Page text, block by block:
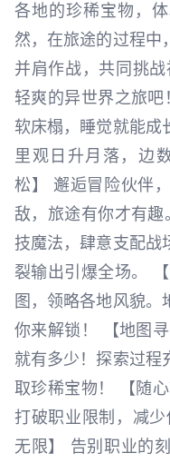
各地的珍稀宝物，
然，在旅途的过程中
并肩作战，共同挑
轻爽的异世界之旅
软床榻，睡觉就能成
里观日升月落，边
松】 邂逅冒险伙伴
敌，旅途有你才有趣
技魔法，肆意支配战
裂输出引爆全场。
图，领略各地风貌。
你来解锁！ 【地图
就有多少！探索过程
取珍稀宝物！ 【随
打破职业限制，减
无限】 告别职业的